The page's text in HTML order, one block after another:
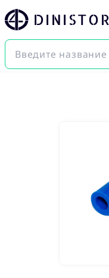
DINISTOR